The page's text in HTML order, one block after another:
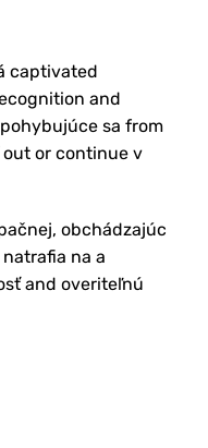
captivated
and
sa from
or continue v
obchádzajúc
na a
and overiteľnú